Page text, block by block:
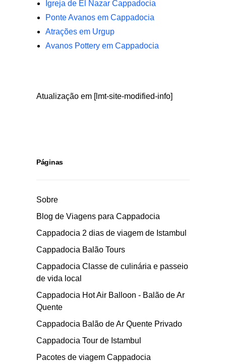
Igreja de El Nazar Cappadocia
Ponte Avanos em Cappadocia
Atrações em Urgup
Avanos Pottery em Cappadocia
Atualização em [lmt-site-modified-info]
Páginas
Sobre
Blog de Viagens para Cappadocia
Cappadocia 2 dias de viagem de Istambul
Cappadocia Balão Tours
Cappadocia Classe de culinária e passeio
de vida local
Cappadocia Hot Air Balloon - Balão de Ar
Quente
Cappadocia Balão de Ar Quente Privado
Cappadocia Tour de Istambul
Pacotes de viagem Cappadocia